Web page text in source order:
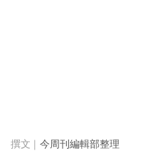
今周刊編輯部整理